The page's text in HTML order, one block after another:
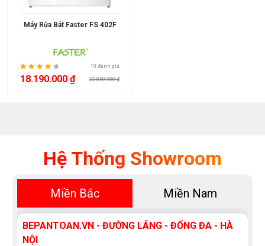
Máy Rửa Bát Faster FS 402F
10 đánh giá
18.190.000 ₫ 22.850.000 ₫
Hệ Thống Showroom
Miền Bắc Miền Nam
BEPANTOAN.VN - ĐƯỜNG LÁNG - ĐỐNG ĐA - HÀ
NỘI